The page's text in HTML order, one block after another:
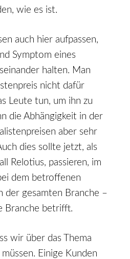
wie es ist.
auch hier aufpassen,
Symptom eines
halten. Man
nicht dafür
Leute tun, um ihn zu
die Abhängigkeit in der
aber sehr
dies sollte jetzt, als
Relotius, passieren, im
dem betroffenen
der gesamten Branche –
Branche betrifft.
wir über das Thema
Einige Kunden